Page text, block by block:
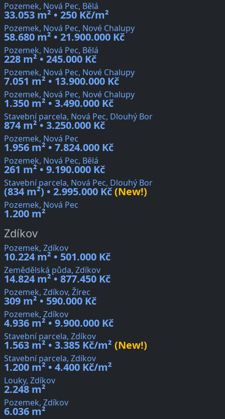
Pozemek, Nová Pec, Bělá
33.053 m² • 250 Kč/m²
Pozemek, Nová Pec, Nové Chalupy
58.680 m² • 21.900.000 Kč
Pozemek, Nová Pec, Bělá
228 m² • 245.000 Kč
Pozemek, Nová Pec, Nové Chalupy
7.051 m² • 13.900.000 Kč
Pozemek, Nová Pec, Nové Chalupy
1.350 m² • 3.490.000 Kč
Stavební parcela, Nová Pec, Dlouhý Bor
874 m² • 3.250.000 Kč
Pozemek, Nová Pec
1.956 m² • 7.824.000 Kč
Pozemek, Nová Pec, Bělá
261 m² • 9.190.000 Kč
Stavební parcela, Nová Pec, Dlouhý Bor
(834 m²) • 2.995.000 Kč(New!)
Pozemek, Nová Pec
1.200 m²
Zdíkov
Pozemek, Zdíkov
10.224 m² • 501.000 Kč
Zemědělská půda, Zdíkov
14.824 m² • 877.450 Kč
Pozemek, Zdíkov, Žírec
309 m² • 590.000 Kč
Pozemek, Zdíkov
4.936 m² • 9.900.000 Kč
Stavební parcela, Zdíkov
1.563 m² • 3.385 Kč/m² (New!)
Stavební parcela, Zdíkov
1.200 m² • 4.400 Kč/m²
Louky, Zdíkov
2.248 m²
Pozemek, Zdíkov
6.036 m²